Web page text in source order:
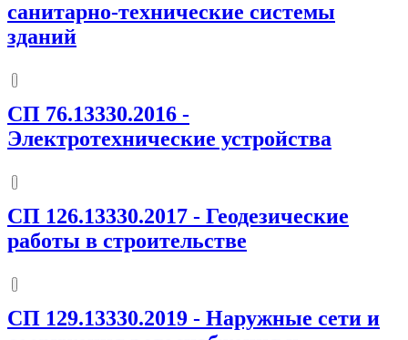
санитарно-технические системы
зданий
СП 76.13330.2016 -
Электротехнические устройства
СП 126.13330.2017 - Геодезические
работы в строительстве
СП 129.13330.2019 - Наружные сети и